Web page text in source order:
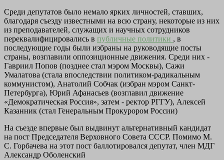
Среди депутатов было немало ярких личностей, ставших,
благодаря съезду известными на всю страну, некоторые из них
из преподавателей, служащих и научных сотрудников
переквалифицировались в публичные политики , в
последующие годы были избраны на руководящие посты
страны, возглавили оппозиционные движения. Среди них -
Гавриил Попов (позднее стал мэром Москвы), Сажи
Умалатова (стала впоследствии политиком-радикальным
коммунистом), Анатолий Собчак (избран мэром Санкт-
Петербурга), Юрий Афанасьев (возглавил движение
«Демократическая Россия», затем - ректор РГГУ), Алексей
Казанник (стал Генеральным Прокурором России)
На съезде впервые был выдвинут альтернативный кандидат
на пост Председателя Верховного Совета СССР. Помимо М.
С. Горбачева на этот пост баллотировался депутат, член МДГ
Александр Оболенский